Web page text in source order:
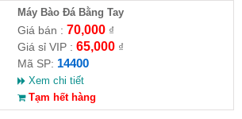
Máy Bào Đá Bằng Tay
Giá bán : 70,000₫
Giá sỉ VIP : 65,000₫
Mã SP: 14400
Xem chi tiết
Tạm hết hàng